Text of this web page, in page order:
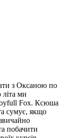
з Оксаною по
літа ми
Foх. Ксюша
сумує, якщо
побачити